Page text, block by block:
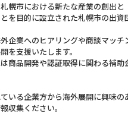
幌市における新たな産業の創出と
を目的に設立された札幌市の出資
企業へのヒアリングや商談マッ
を支援いたします。
商品開発や認証取得に関わる補
いる企業方から海外展開に興味の
収集ください。